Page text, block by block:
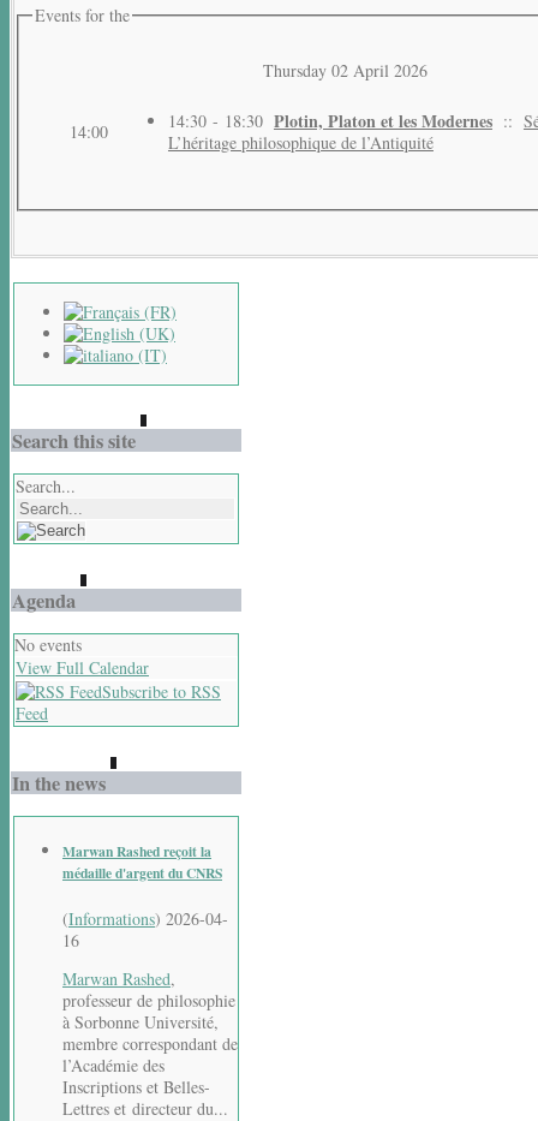
Events for the
Thursday 02 April 2026
14:00 14:30 - 18:30 Plotin, Platon et les Modernes ::
L’héritage philosophique de l’Antiquité
Search this site
Search...
Agenda
No events
View Full Calendar
Subscribe to RSS
Feed
In the news
Marwan Rashed reçoit la
médaille d'argent du CNRS
(Informations) 2026-04-
16
Marwan Rashed,
professeur de philosophie
à Sorbonne Université,
membre correspondant de
l’Académie des
Inscriptions et Belles-
Lettres et directeur du...